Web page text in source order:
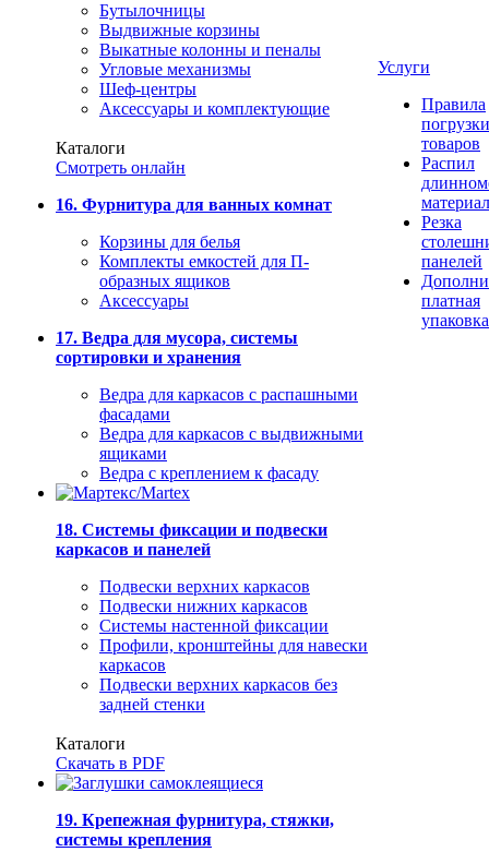
Бутылочницы
Выдвижные корзины
Выкатные колонны и пеналы
Угловые механизмы
Шеф-центры
Аксессуары и комплектующие
Каталоги
Смотреть онлайн
16. Фурнитура для ванных комнат
Корзины для белья
Комплекты емкостей для П-
образных ящиков
Аксессуары
17. Ведра для мусора, системы
сортировки и хранения
Ведра для каркасов с распашными
фасадами
Ведра для каркасов с выдвижными
ящиками
Ведра с креплением к фасаду
18. Системы фиксации и подвески
каркасов и панелей
Подвески верхних каркасов
Подвески нижних каркасов
Системы настенной фиксации
Профили, кронштейны для навески
каркасов
Подвески верхних каркасов без
задней стенки
Каталоги
Скачать в PDF
19. Крепежная фурнитура, стяжки,
системы крепления
Услуги
Правила
погрузки
товаров
Распил
Резка
панелей
платная
упаковка